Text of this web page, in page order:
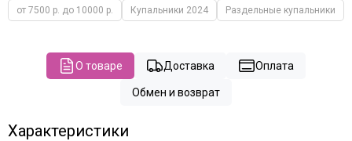
от 7500 р. до 10000 р.
Купальники 2024 Раздельные купальники
О товаре Доставка Оплата
Обмен и возврат
Характеристики